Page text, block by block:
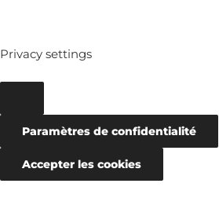
Privacy settings
Paramètres de confidentialité
Accepter les cookies